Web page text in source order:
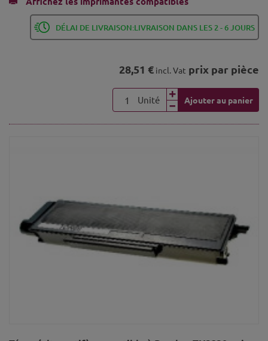
DÉLAI DE LIVRAISON:LIVRAISON DANS LES 2 - 6 JOURS
28,51 € incl. Vat prix par pièce
Unité Ajouter au panier